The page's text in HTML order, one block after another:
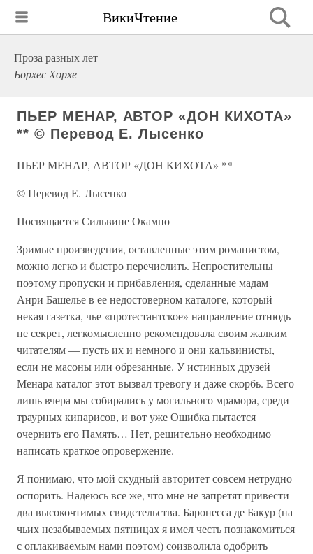
ВикиЧтение
Проза разных лет
Борхес Хорхе
ПЬЕР МЕНАР, АВТОР «ДОН КИХОТА»
** © Перевод Е. Лысенко
ПЬЕР МЕНАР, АВТОР «ДОН КИХОТА» **
© Перевод Е. Лысенко
Посвящается Сильвине Окампо
Зримые произведения, оставленные этим романистом,
можно легко и быстро перечислить. Непростительны
поэтому пропуски и прибавления, сделанные мадам
Анри Башелье в ее недостоверном каталоге, который
некая газетка, чье «протестантское» направление отнюдь
не секрет, легкомысленно рекомендовала своим жалким
читателям — пусть их и немного и они кальвинисты,
если не масоны или обрезанные. У истинных друзей
Менара каталог этот вызвал тревогу и даже скорбь. Всего
лишь вчера мы собирались у могильного мрамора, среди
траурных кипарисов, и вот уже Ошибка пытается
очернить его Память… Нет, решительно необходимо
написать краткое опровержение.
Я понимаю, что мой скудный авторитет совсем нетрудно
оспорить. Надеюсь все же, что мне не запретят привести
два высокочтимых свидетельства. Баронесса де Бакур (на
чьих незабываемых пятницах я имел честь познакомиться
с оплакиваемым нами поэтом) соизволила одобрить